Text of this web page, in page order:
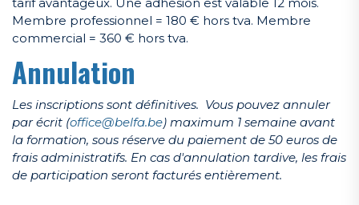
Membre professionnel = 180 € hors tva. Membre
commercial = 360 € hors tva.
Annulation
Les inscriptions sont définitives. Vous pouvez annuler
par écrit (office@belfa.be) maximum 1 semaine avant
la formation, sous réserve du paiement de 50 euros de
frais administratifs. En cas d'annulation tardive, les frais
de participation seront facturés entièrement.